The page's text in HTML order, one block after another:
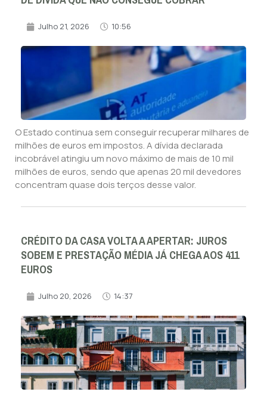
Julho 21, 2026 10:56
O Estado continua sem conseguir recuperar milhares de
milhões de euros em impostos. A dívida declarada
incobrável atingiu um novo máximo de mais de 10 mil
milhões de euros, sendo que apenas 20 mil devedores
concentram quase dois terços desse valor.
CRÉDITO DA CASA VOLTA A APERTAR: JUROS
SOBEM E PRESTAÇÃO MÉDIA JÁ CHEGA AOS 411
EUROS
Julho 20, 2026 14:37